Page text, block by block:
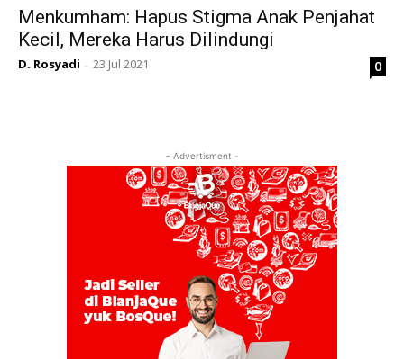
Menkumham: Hapus Stigma Anak Penjahat
Kecil, Mereka Harus Dilindungi
D. Rosyadi - 23 Jul 2021 0
- Advertisment -